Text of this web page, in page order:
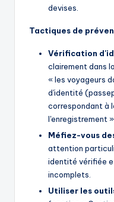
devises.
Tactiques de
Vérification
clairement dans
« les voyageurs
d'identité
correspondant à
l'enregistrement ».
Méfiez-vous
attention
identité vérifiée
incomplets.
Utiliser les